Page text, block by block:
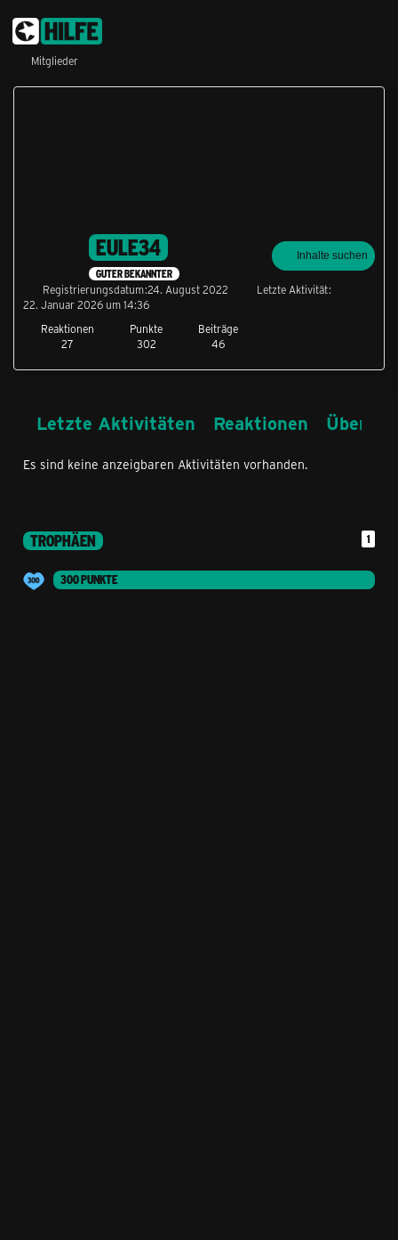
Mitglieder
EULE34
GUTER BEKANNTER
Reaktionen
27
Punkte
302
Beiträge
46
Inhalte suchen
Registrierungsdatum 24. August 2022
Letzte Aktivität
22. Januar 2026 um 14:36
Letzte Aktivitäten Reaktionen Über
Es sind keine anzeigbaren Aktivitäten vorhanden.
TROPHÄEN 1
300 PUNKTE